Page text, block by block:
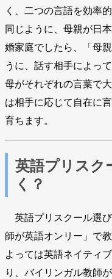
く、二つの言語を効率
同じように、母親が日
婚家庭でしたら、「母
うに、話す相手によっ
母がそれぞれの言葉で
は相手に応じて自在に
育ちます。
英語プリスク
く？
英語プリスクール選
師が英語オンリー」で
よっては英語ネイティ
り、バイリンガル教師